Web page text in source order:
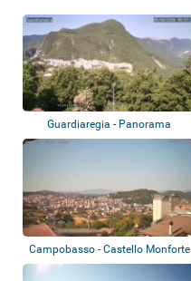
Guardiaregia - Panorama
Campobasso - Castello Monforte